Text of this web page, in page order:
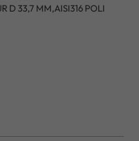
D 33,7 MM,AISI316 POLI